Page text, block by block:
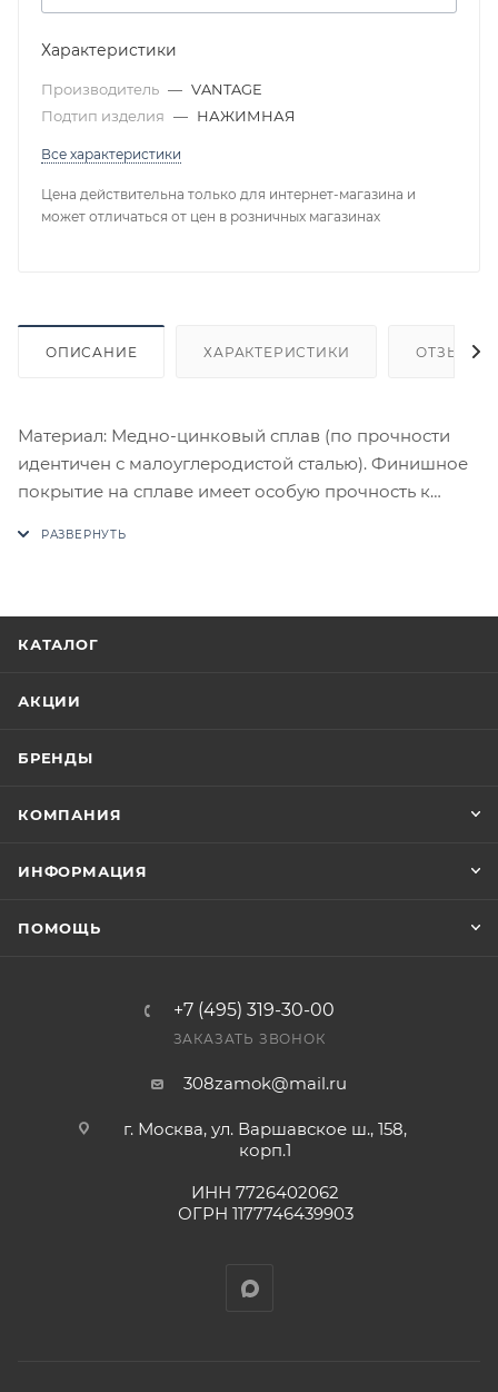
Характеристики
Производитель — VANTAGE
Подтип изделия — НАЖИМНАЯ
Все характеристики
Цена действительна только для интернет-магазина и
может отличаться от цен в розничных магазинах
ОПИСАНИЕ ХАРАКТЕРИСТИКИ ОТЗЫВЫ
Материал: Медно-цинковый сплав (по прочности
идентичен с малоуглеродистой сталью). Финишное
покрытие на сплаве имеет особую прочность к
утверждение заказчика.
Цены на сайте не являются оптовыми и
приходит письмо только для подтверждения, что
счете после проверки товара на наличие на складе.
КАТАЛОГ
АКЦИИ
БРЕНДЫ
КОМПАНИЯ
ИНФОРМАЦИЯ
ПОМОЩЬ
+7 (495) 319-30-00
ЗАКАЗАТЬ ЗВОНОК
308zamok@mail.ru
г. Москва, ул. Варшавское ш., 158,
корп.1
ИНН 7726402062
ОГРН 1177746439903